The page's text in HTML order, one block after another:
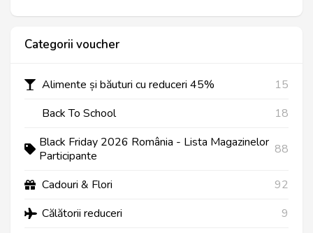
Categorii voucher
Alimente și băuturi cu reduceri 45%
15
Back To School
18
Black Friday 2026 România - Lista Magazinelor
Participante
88
Cadouri & Flori
92
Călătorii reduceri
9